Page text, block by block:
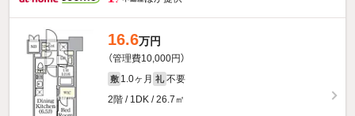
16.6万円
（管理費10,000円）
敷 1.0ヶ月 礼 不要
2階 / 1DK / 26.7㎡